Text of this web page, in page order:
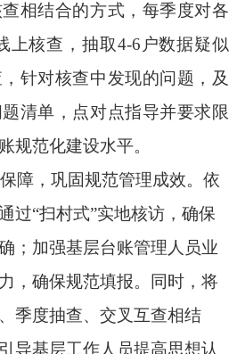
相结合的方式， 每季度对各
上核查，抽取4-6户数据疑似
针对核查中发现的问题，及
清单，点对点指导并要求限
规范化建设水平。
障，巩固规范管理成效。依
过“扫村式”实地核访，确保
；加强基层台账管理人员业
，确保规范填报。同时，将
季度抽查、交叉互查相结
导基层工作人员提高思想认